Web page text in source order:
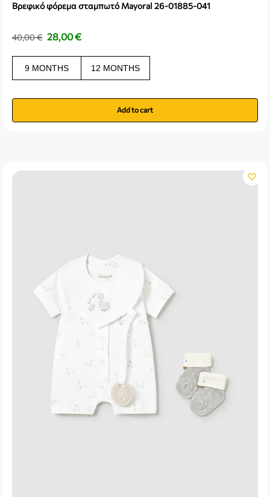
Βρεφικό φόρεμα σταμπωτό Mayoral 26-01885-041
40,00€ 28,00€
9 MONTHS 12 MONTHS
Add to cart